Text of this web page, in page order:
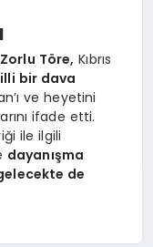
Töre, Kıbrıs
bir dava
ve heyetini
ifade etti.
ile ilgili
dayanışma
de